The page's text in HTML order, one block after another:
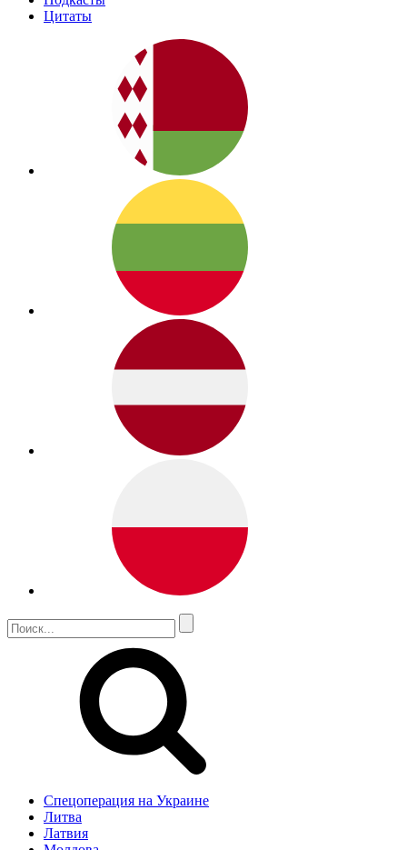
Цитаты
Спецоперация на Украине
Литва
Латвия